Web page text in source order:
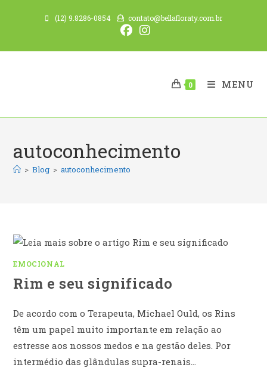
conteúdo
(12) 9.8286-0854 contato@bellafloraty.com.br
0 MENU
autoconhecimento
> Blog > autoconhecimento
EMOCIONAL
Rim e seu significado
De acordo com o Terapeuta, Michael Ould, os Rins
têm um papel muito importante em relação ao
estresse aos nossos medos e na gestão deles. Por
intermédio das glândulas supra-renais…